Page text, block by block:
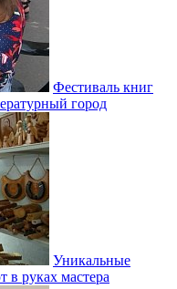
Фестиваль книг
город
Уникальные
руках мастера